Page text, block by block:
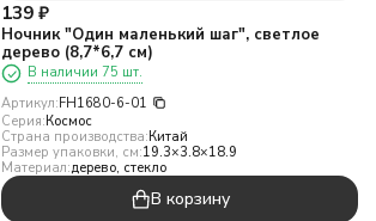
139 ₽
Ночник "Один маленький шаг", светлое
дерево (8,7*6,7 см)
В наличии 75 шт.
Артикул:FH1680-6-01
Серия:Космос
Страна производства:Китай
Размер упаковки, см:19.3×3.8×18.9
Материал:дерево, стекло
В корзину